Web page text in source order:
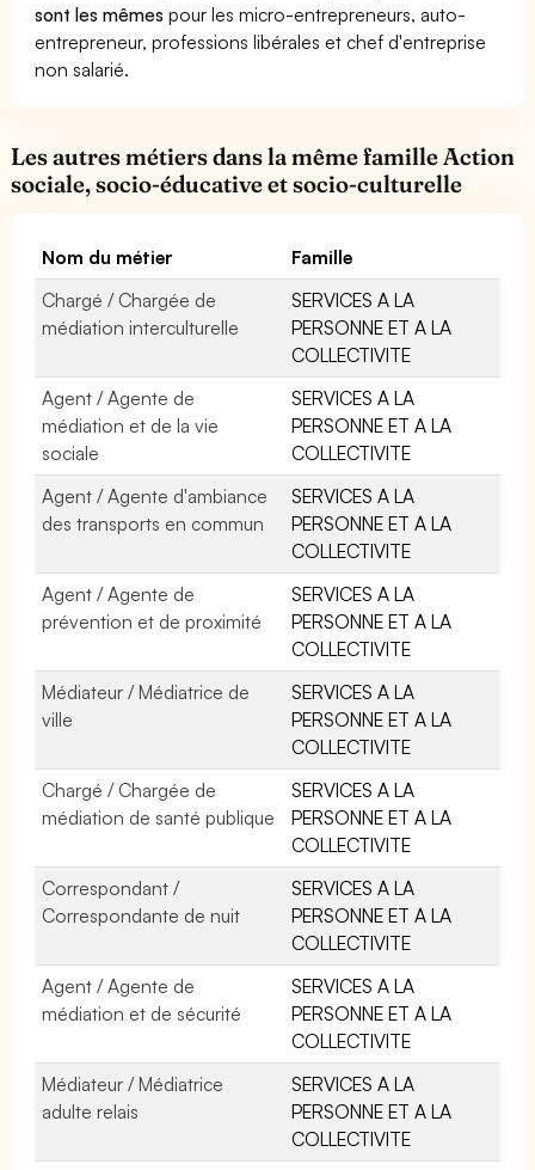
sont les mêmes pour les micro-entrepreneurs, auto-
entrepreneur, professions libérales et chef d'entreprise
non salarié.
Les autres métiers dans la même famille Action
sociale, socio-éducative et socio-culturelle
Nom du métier
Famille
Chargé / Chargée de
médiation interculturelle
SERVICES A LA
PERSONNE ET A LA
COLLECTIVITE
Agent / Agente de
médiation et de la vie
sociale
SERVICES A LA
PERSONNE ET A LA
COLLECTIVITE
Agent / Agente d'ambiance
des transports en commun
SERVICES A LA
PERSONNE ET A LA
COLLECTIVITE
Agent / Agente de
prévention et de proximité
SERVICES A LA
PERSONNE ET A LA
COLLECTIVITE
Médiateur / Médiatrice de
ville
SERVICES A LA
PERSONNE ET A LA
COLLECTIVITE
Chargé / Chargée de
médiation de santé publique
SERVICES A LA
PERSONNE ET A LA
COLLECTIVITE
Correspondant /
Correspondante de nuit
SERVICES A LA
PERSONNE ET A LA
COLLECTIVITE
Agent / Agente de
médiation et de sécurité
SERVICES A LA
PERSONNE ET A LA
COLLECTIVITE
Médiateur / Médiatrice
adulte relais
SERVICES A LA
PERSONNE ET A LA
COLLECTIVITE